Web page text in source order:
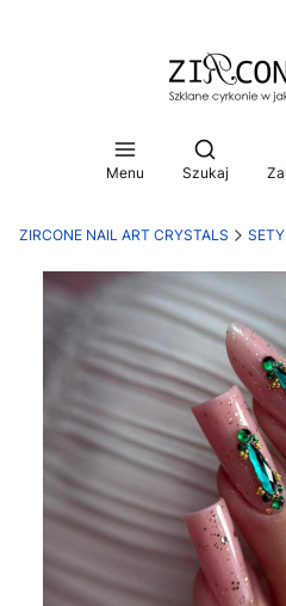
Menu
Otwórz
Szukaj
ZIRCONE NAIL ART CRYSTALS